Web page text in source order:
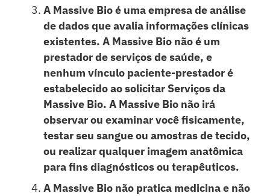
A Massive Bio é uma empresa de análise
de dados que avalia informações clínicas
existentes. A Massive Bio não é um
prestador de serviços de saúde, e
nenhum vínculo paciente-prestador é
estabelecido ao solicitar Serviços da
Massive Bio. A Massive Bio não irá
observar ou examinar você fisicamente,
testar seu sangue ou amostras de tecido,
ou realizar qualquer imagem anatômica
para fins diagnósticos ou terapêuticos.
A Massive Bio não pratica medicina e não